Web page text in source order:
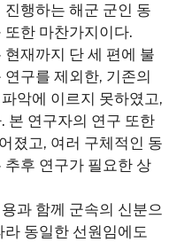
행하는 해군 군인 동
한 마찬가지이다.
재까지 단 세 편에 불
구를 제외한, 기존의
악에 이르지 못하였고,
본 연구자의 연구 또한
졌고, 여러 구체적인 동
후 연구가 필요한 상
과 함께 군속의 신분으
동일한 선원임에도